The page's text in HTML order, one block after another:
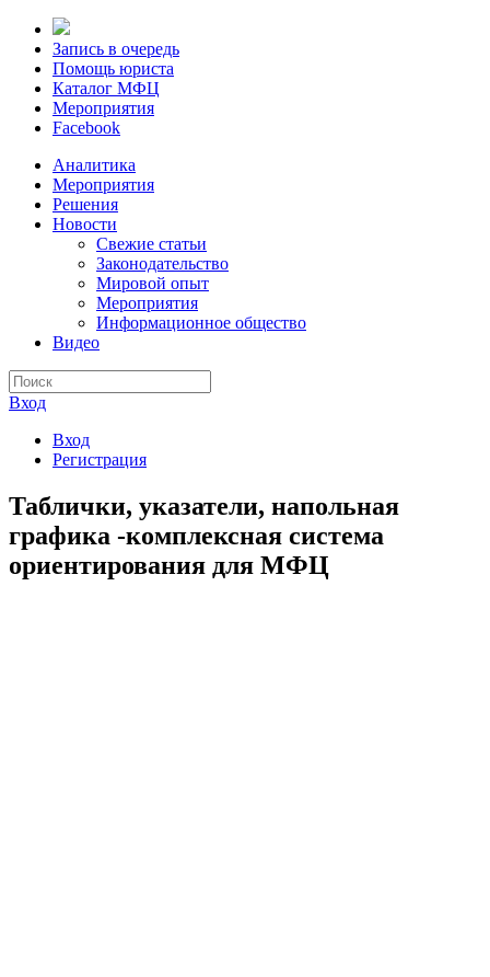
Запись в очередь
Помощь юриста
Каталог МФЦ
Мероприятия
Facebook
Аналитика
Мероприятия
Решения
Новости
Свежие статьи
Законодательство
Мировой опыт
Мероприятия
Информационное общество
Видео
Вход
Вход
Регистрация
Таблички, указатели, напольная
графика -комплексная система
ориентирования для МФЦ